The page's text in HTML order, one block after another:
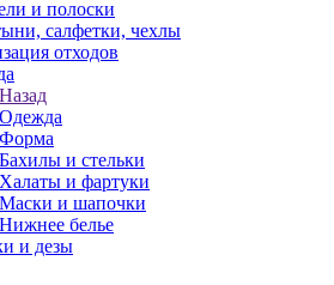
и полоски
салфетки, чехлы
отходов
Назад
Одежда
Форма
Бахилы и стельки
Халаты и фартуки
Маски и шапочки
Нижнее белье
и дезы